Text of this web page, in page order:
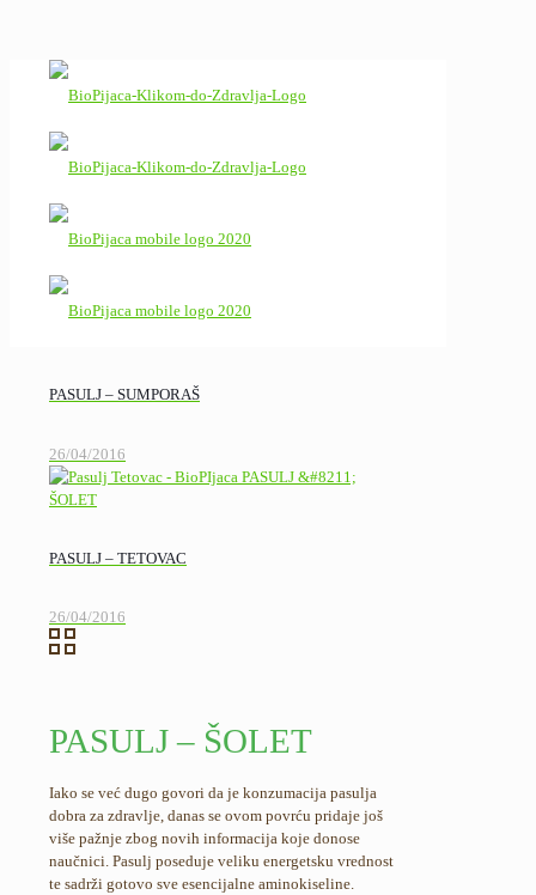
PASULJ – SUMPORAŠ
26/04/2016
PASULJ – TETOVAC
26/04/2016
PASULJ – ŠOLET
Iako se već dugo govori da je konzumacija pasulja
dobra za zdravlje, danas se ovom povrću pridaje još
više pažnje zbog novih informacija koje donose
naučnici. Pasulj poseduje veliku energetsku vrednost
te sadrži gotovo sve esencijalne aminokiseline.